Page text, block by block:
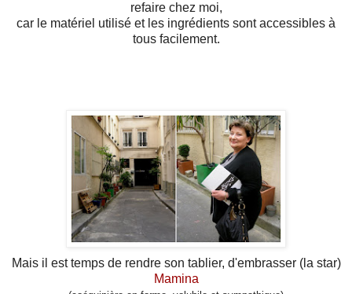
refaire chez moi,
car le matériel utilisé et les ingrédients sont accessibles à
tous facilement.
Mais il est temps de rendre son tablier, d'embrasser (la star)
Mamina